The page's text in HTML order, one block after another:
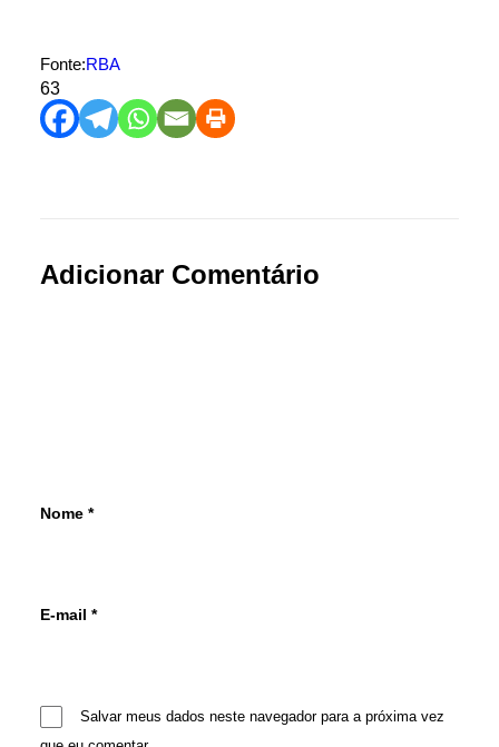
Fonte:RBA
63
Adicionar Comentário
Nome *
E-mail *
Salvar meus dados neste navegador para a próxima vez